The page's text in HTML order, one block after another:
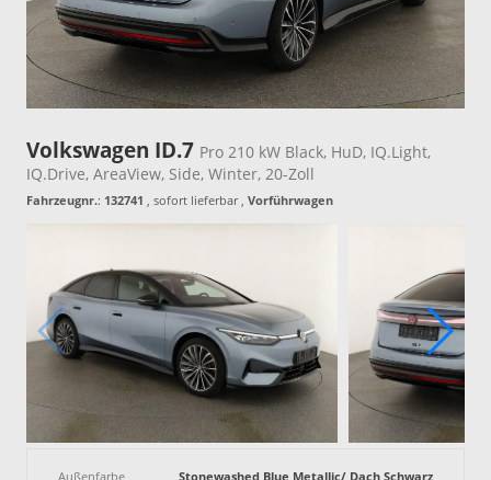
Volkswagen ID.7 Pro 210 kW Black, HuD, IQ.Light,
IQ.Drive, AreaView, Side, Winter, 20-Zoll
Fahrzeugnr.: 132741 , sofort lieferbar, Vorführwagen
Außenfarbe
Stonewashed Blue Metallic/ Dach Schwarz